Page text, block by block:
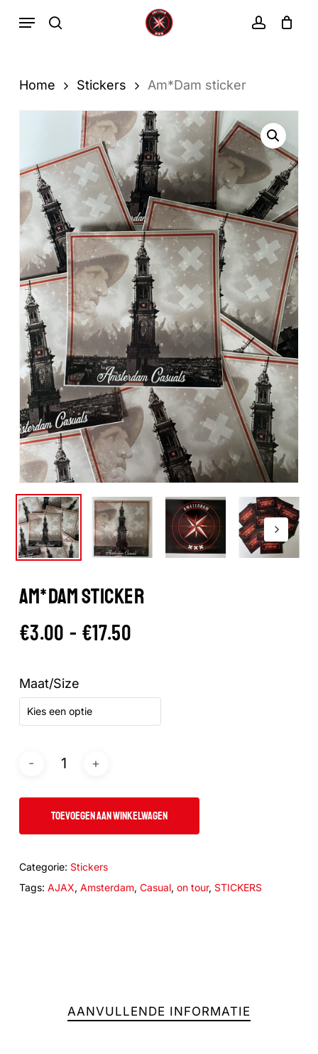
zoekopdracht
Menu
Winkelwagen
Home Stickers Am*Dam sticker
AM*DAM STICKER
€3.00 - €17.50
€17.50
Maat/Size
Kies een optie
TOEVOEGEN AAN WINKELWAGEN
Categorie: Stickers
Tags: AJAX, Amsterdam, Casual, on tour, STICKERS
AANVULLENDE INFORMATIE